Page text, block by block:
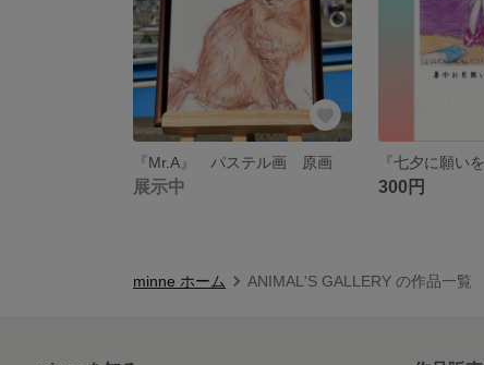
『Mr.A』 パステル画 原画
展示中 300円
minne ホーム ANIMAL'S GALLERY の作品一覧